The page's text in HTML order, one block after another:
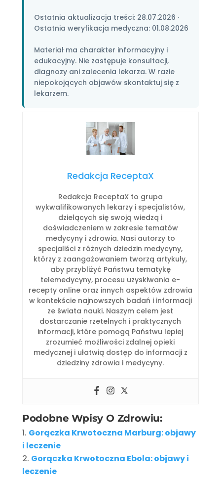
Ostatnia aktualizacja treści: 28.07.2026 ·
Ostatnia weryfikacja medyczna: 01.08.2026
Materiał ma charakter informacyjny i
edukacyjny. Nie zastępuje konsultacji,
diagnozy ani zalecenia lekarza. W razie
niepokojących objawów skontaktuj się z
lekarzem.
Redakcja ReceptaX
Redakcja ReceptaX to grupa
wykwalifikowanych lekarzy i specjalistów,
dzielących się swoją wiedzą i
doświadczeniem w zakresie tematów
medycyny i zdrowia. Nasi autorzy to
specjaliści z różnych dziedzin medycyny,
którzy z zaangażowaniem tworzą artykuły,
aby przybliżyć Państwu tematykę
telemedycyny, procesu uzyskiwania e-
recepty online oraz innych aspektów zdrowia
w kontekście najnowszych badań i informacji
ze świata nauki. Naszym celem jest
dostarczanie rzetelnych i praktycznych
informacji, które pomogą Państwu lepiej
zrozumieć możliwości zdalnej opieki
medycznej i ułatwią dostęp do informacji z
dziedziny zdrowia i medycyny.
Podobne Wpisy O Zdrowiu:
Gorączka Krwotoczna Marburg: objawy
i leczenie
Gorączka Krwotoczna Ebola: objawy i
leczenie